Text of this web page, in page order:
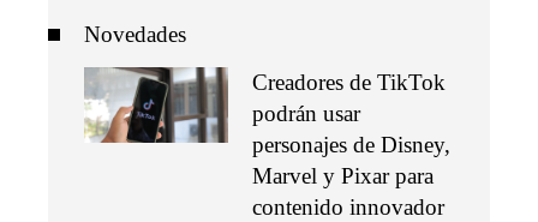
Novedades
Creadores de TikTok
podrán usar
personajes de Disney,
Marvel y Pixar para
contenido innovador